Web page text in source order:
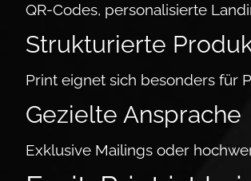
QR-Codes, per­so­na­lisierte
Strukturierte
Print eignet sich be­son­ders für
Gezielte Ansprache
Exklusive Mailings oder